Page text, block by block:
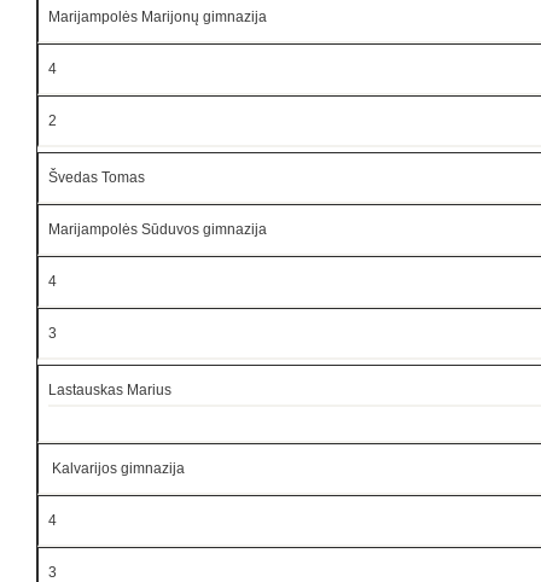
Marijampolės Marijonų gimnazija
4
2
Švedas Tomas
Marijampolės Sūduvos gimnazija
4
3
Lastauskas Marius
Kalvarijos gimnazija
4
3